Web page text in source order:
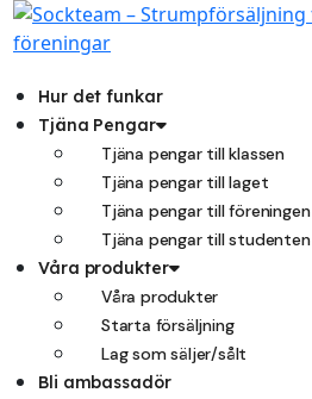
Hoppa
till
Hur det funkar
Tjäna Pengar
Tjäna pengar till klassen
Tjäna pengar till laget
Tjäna pengar till föreningen
Tjäna pengar till studenten
Våra produkter
Våra produkter
Starta försäljning
Lag som säljer/sålt
Bli ambassadör